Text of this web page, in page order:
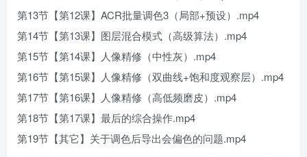
第13节【第12课】ACR批量调色3（局部+预设）.mp4
第14节【第13课】图层混合模式（高级算法）.mp4
第15节【第14课】人像精修（中性灰）.mp4
第16节【第15课】人像精修（双曲线+饱和度观察层）.mp4
第17节【第16课】人像精修（高低频磨皮）.mp4
第18节【第17课】最后的综合操作.mp4
第19节【其它】关于调色后导出会偏色的问题.mp4